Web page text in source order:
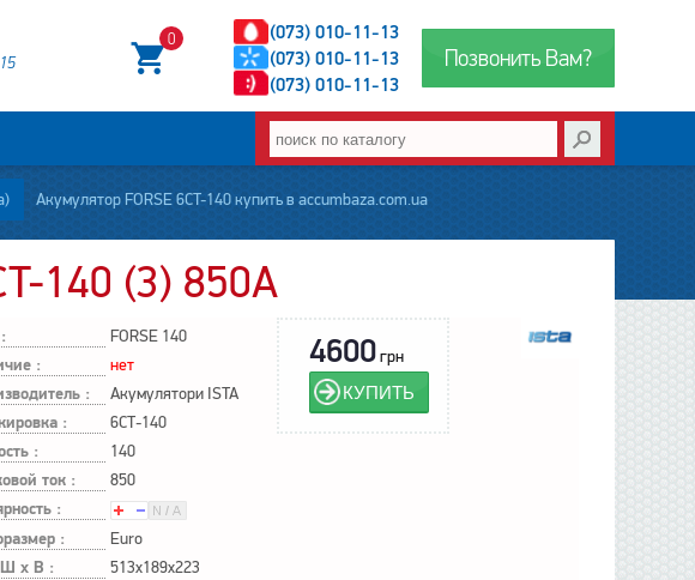
Позвонить Вам?
(073) 010-11-13
(073) 010-11-13
(073) 010-11-13
0
Акумулятор FORSE 6CT-140 купить в accumbaza.com.ua
140 (3) 850А
FORSE 140
: нет
: Акумулятори ISTA
: 6СТ-140
: 140
ток : 850
:
:
Euro
х В : 513x189x223
4600грн
КУПИТЬ